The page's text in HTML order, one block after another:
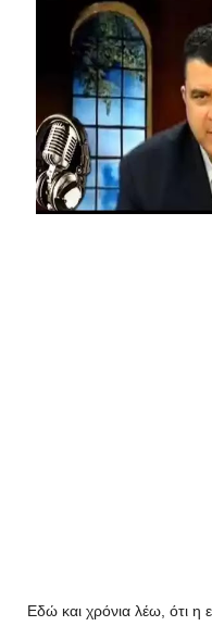
Εδώ και χρόνια λέω, ότι η